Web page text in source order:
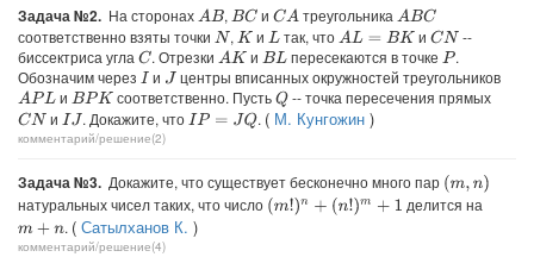
Задача №2. На сторонахAB , BC иCA треугольника ABC
соответственно взяты точки N , K и Lтак, чтоAL= BK иCN --
биссектриса угла C. Отрезки AK и BL пересекаются в точке P .
Обозначим через I и Jцентры вписанных окружностей треугольников
APL и BPK соответственно. ПустьQ -- точка пересечения прямых
CN и IJ . Докажите, чтоIP=JQ . ( М. Кунгожин )
комментарий/решение(2)
Задача №3. Докажите, что существует бесконечно много пар (m,n)
натуральных чисел таких, что число (m!)n+ n!) m+1
делится на
m+n . (Сатылханов К. )
комментарий/решение(4)